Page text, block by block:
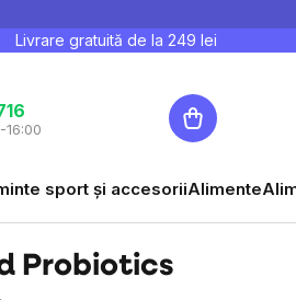
Livrare gratuită de la 249 lei
Coş
de
sport și accesoriiAlimente
Probiotics